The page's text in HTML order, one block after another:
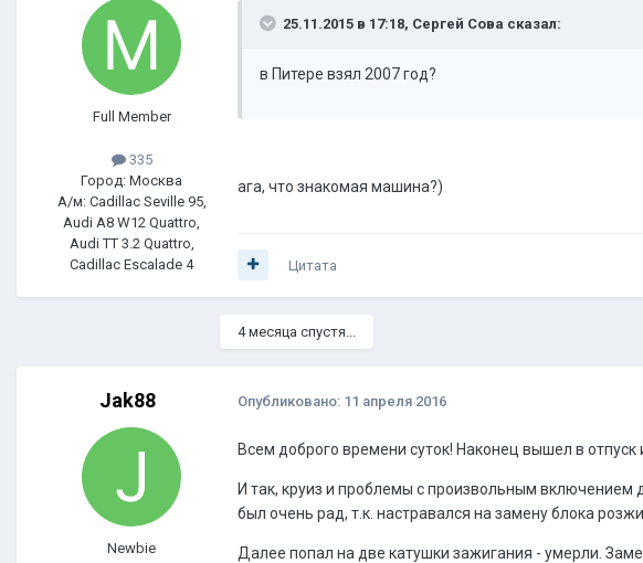
Full Member
335
Город: Москва
А/м: Cadillac Seville 95,
Audi A8 W12 Quattro,
Audi TT 3.2 Quattro,
Cadillac Escalade 4
25.11.2015 в 17:18, Сергей Сова сказал:
в Питере взял 2007 год?
ага, что знакомая машина?)
Цитата
4 месяца спустя...
Jak88
Newbie
Опубликовано: 11 апреля 2016
Всем доброго времени суток! Наконец вышел в
И так, круиз и проблемы с произвольным включением
был очень рад, т.к. настравался на замену блока
Далее попал на две катушки зажигания - умерли.